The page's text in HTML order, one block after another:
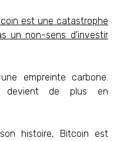
est une catastrophe
un non-sens d'investir
empreinte carbone.
devient de plus en
histoire, Bitcoin est